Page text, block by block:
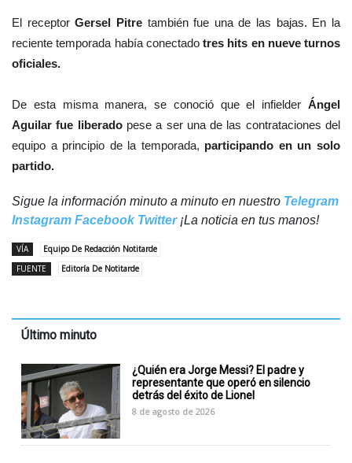
El receptorGersel Pitretambién fue una de las bajas. En la
reciente temporada había conectado tres hits en nueve turnos
oficiales.
De esta misma manera, se conoció que el infielder Ángel
Aguilar fue liberado pese a ser una de las contrataciones del
equipo a principio de la temporada, participando en un solo
partido.
Sigue la información minuto a minuto en nuestro Telegram
Instagram Facebook Twitter¡La noticia en tus manos!
VÍA
Equipo De Redacción Notitarde
FUENTE
Editoría De Notitarde
Último minuto
¿Quién era Jorge Messi? El padre y
representante que operó en silencio
detrás del éxito de Lionel
8 de agosto de 2026